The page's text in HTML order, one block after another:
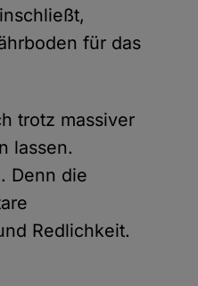
für das
trotz massiver
lassen.
Denn die
Redlichkeit.